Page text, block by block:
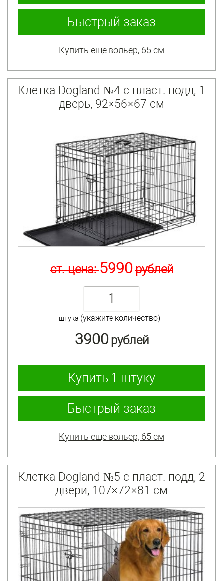
Быстрый заказ
Купить еще вольер, 65 см
Клетка Dogland №4 с пласт. подд, 1
дверь, 92×56×67 см
ст. цена:5990рублей
штука(укажите количество)
3900 рублей
Купить 1 штуку
Быстрый заказ
Купить еще вольер, 65 см
Клетка Dogland №5 с пласт. подд, 2
двери, 107×72×81 см